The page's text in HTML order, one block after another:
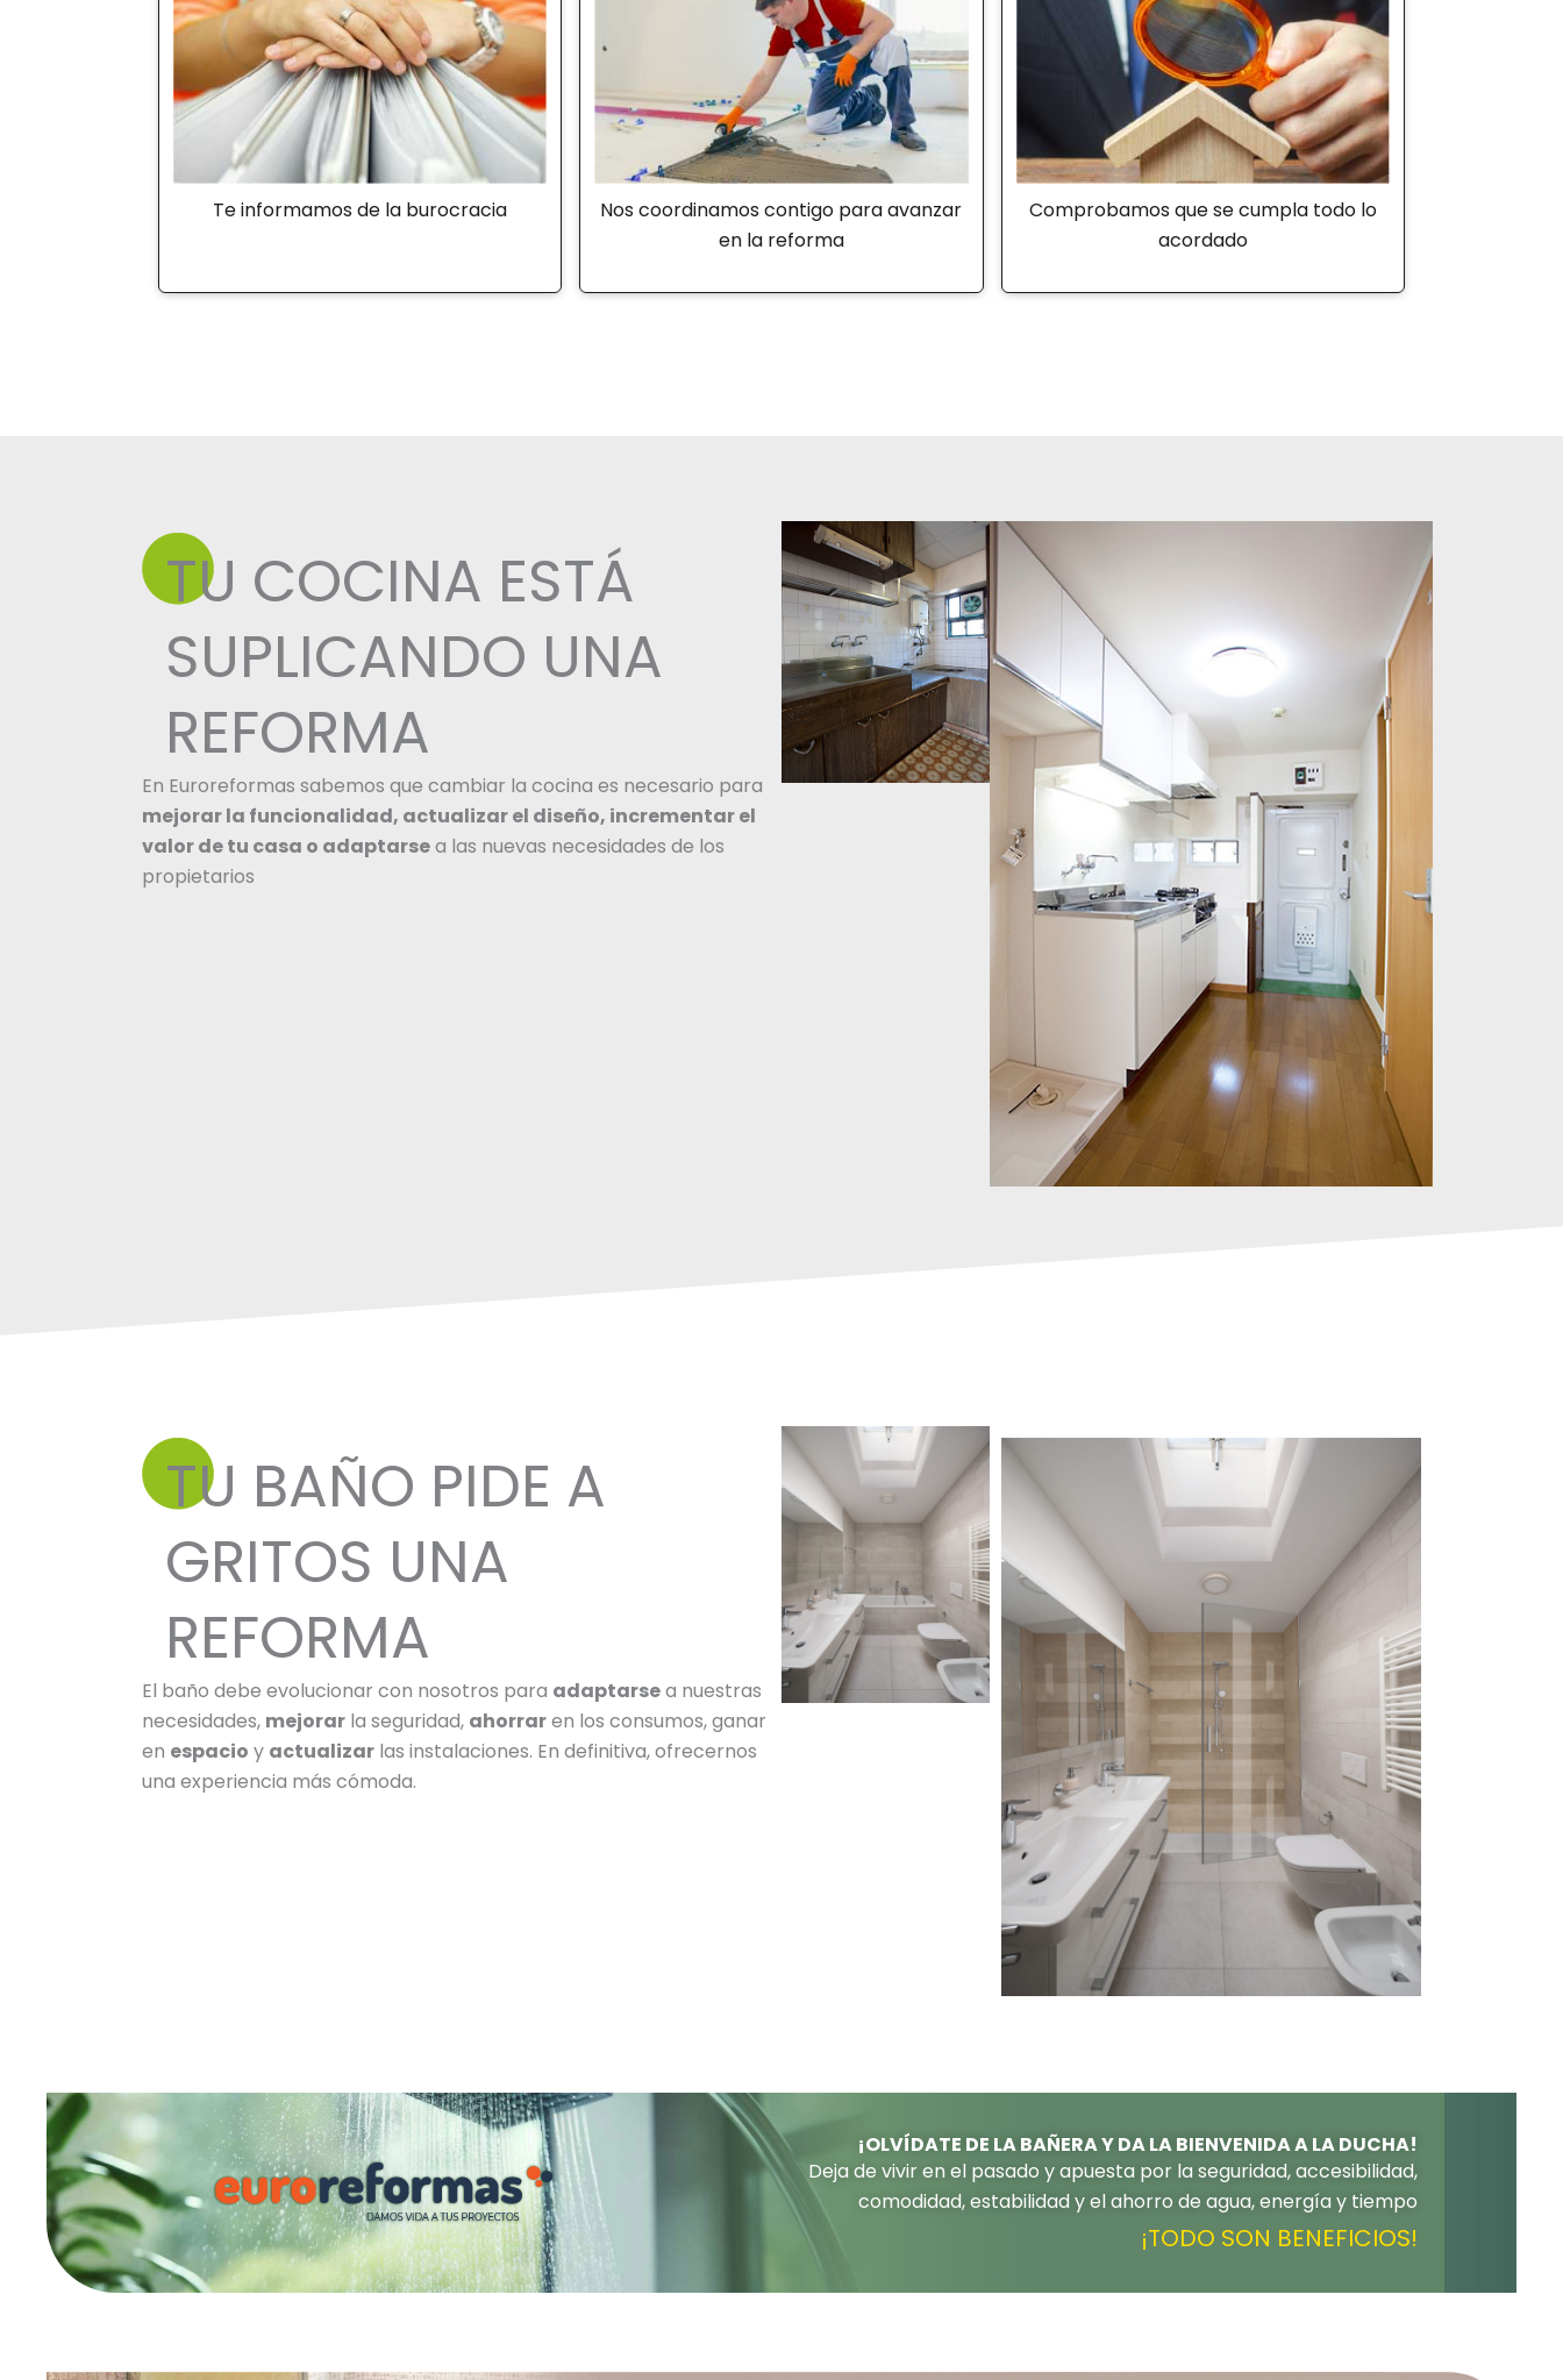
Te informamos de la burocracia
Nos coordinamos contigo para avanzar
en la reforma
Comprobamos que se cumpla todo lo
acordado
TU COCINA ESTÁ
SUPLICANDO UNA
REFORMA
En Euroreformas sabemos que cambiar la cocina es necesario para
mejorar la funcionalidad, actualizar el diseño, incrementar el
valor de tu casa o adaptarsea las nuevas necesidades de los
propietarios
TU BAÑO PIDE A
GRITOS UNA
REFORMA
El baño debe evolucionar con nosotros para adaptarsea nuestras
necesidades, mejorar la seguridad, ahorraren los consumos, ganar
en espacio y actualizar las instalaciones. En definitiva, ofrecernos
una experiencia más cómoda.
¡OLVÍDATE DE LA BAÑERA Y DA LA BIENVENIDA A LA DUCHA!
Deja de vivir en el pasado y apuesta por la seguridad, accesibilidad,
comodidad, estabilidad y el ahorro de agua, energía y tiempo
¡TODO SON BENEFICIOS!